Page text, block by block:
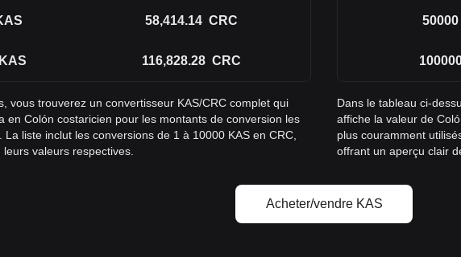
58,414.14 CRC
KAS 116,828.28 CRC
vous trouverez un convertisseur KAS/CRC complet qui
en Colón costaricien pour les montants de conversion les
liste inclut les conversions de 1 à 10000 KAS en CRC,
valeurs respectives.
50000
Dans le tableau ci-
affiche la valeur de
plus couramment
offrant un aperçu clair
Acheter/vendre KAS